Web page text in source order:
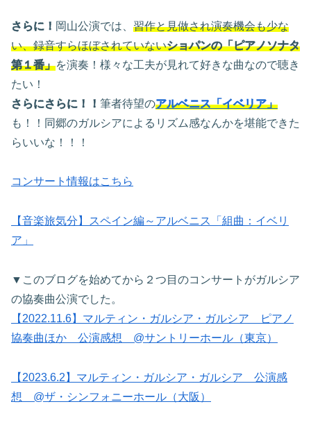
さらに！ 岡山公演では、 習作と見做され演奏機会も少な
い、録音すらほぼされていないショパンの「ピアノソナタ
第１番」を演奏！様々な工夫が見れて好きな曲なので聴き
たい！
さらにさらに！！ 筆者待望のアルベニス「イベリア」
も！！同郷のガルシアによるリズム感なんかを堪能できた
らいいな！！！
コンサート情報はこちら
【音楽旅気分】スペイン編～アルベニス「組曲：イベリ
ア」
▼このブログを始めてから２つ目のコンサートがガルシア
の協奏曲公演でした。
【2022.11.6】マルティン・ガルシア・ガルシア ピアノ
協奏曲ほか 公演感想 @サントリーホール（東京）
【2023.6.2】マルティン・ガルシア・ガルシア 公演感
想 @ザ・シンフォニーホール（大阪）